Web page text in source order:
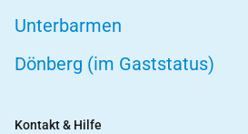
Unterbarmen
Dönberg (im Gaststatus)
Kontakt & Hilfe